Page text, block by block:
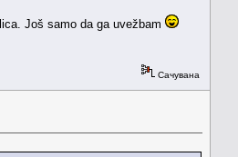
Još samo da ga uvežbam
Сачувана